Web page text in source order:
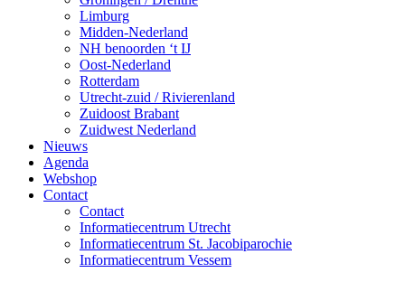
Limburg
Midden-Nederland
NH benoorden ‘t IJ
Oost-Nederland
Rotterdam
Utrecht-zuid / Rivierenland
Zuidoost Brabant
Zuidwest Nederland
Nieuws
Agenda
Webshop
Contact
Contact
Informatiecentrum Utrecht
Informatiecentrum St. Jacobiparochie
Informatiecentrum Vessem